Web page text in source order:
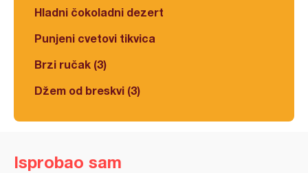
Hladni čokoladni dezert
Punjeni cvetovi tikvica
Brzi ručak (3)
Džem od breskvi (3)
Isprobao sam